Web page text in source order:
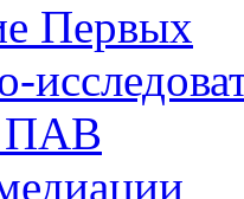
Первых
ПАВ